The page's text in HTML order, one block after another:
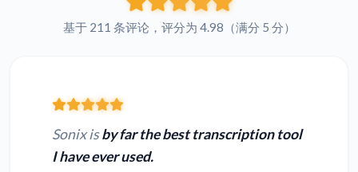
基于 211 条评论，评分为 4.98（满分 5 分）
Sonix isby far the best transcription tool
I have ever used.